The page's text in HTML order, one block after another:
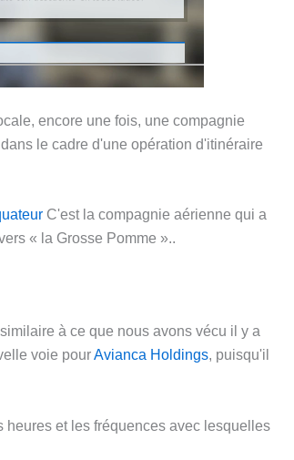
encore une fois, une compagnie
dans le cadre d'une opération d'itinéraire
C'est la compagnie aérienne qui a
« la Grosse Pomme »..
à ce que nous avons vécu il y a
voie pourAvianca Holdings, puisqu'il
et les fréquences avec lesquelles